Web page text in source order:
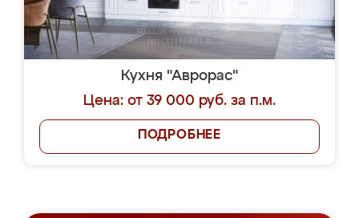
Кухня "Аврорас"
Цена: от 39 000 руб. за п.м.
ПОДРОБНЕЕ